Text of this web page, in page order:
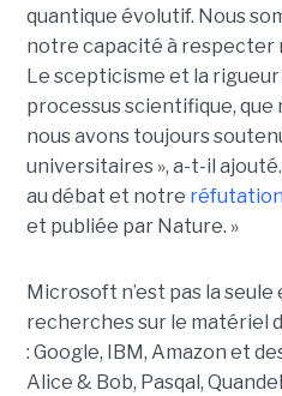
quantique évolutif. Nous
notre capacité à respecter
Le scepticisme et la
processus scientifique, que
nous avons toujours
universitaires », a-t-il ajouté.
au débat et notre
et publiée par Nature. »
Microsoft n’est pas la
recherches sur le matériel
: Google, IBM, Amazon et
Alice & Bob, Pasqal,